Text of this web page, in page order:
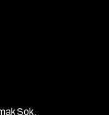
Sok.